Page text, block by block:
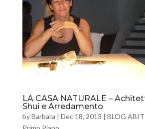
LA CASA NATURALE –
Shui e Arredamento
byBarbara | Dec 18, 2013 | BLOG